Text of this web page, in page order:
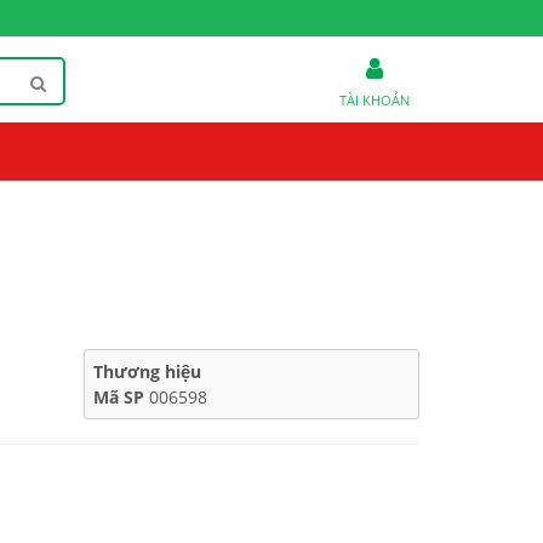
TÀI KHOẢN
Thương hiệu
Mã SP 006598